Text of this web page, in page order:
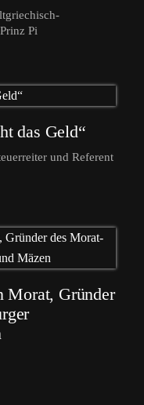
Pi
das Geld“
und Referent
Morat, Gründer